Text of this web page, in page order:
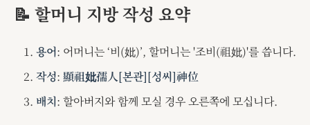
📝 할머니 지방 작성 요약
용어: 어머니는 ‘비(妣)’, 할머니는 '조비(祖妣)'를 씁니다.
작성: 顯祖妣孺人[본관][성씨]神位
배치: 할아버지와 함께 모실 경우 오른쪽에 모십니다.